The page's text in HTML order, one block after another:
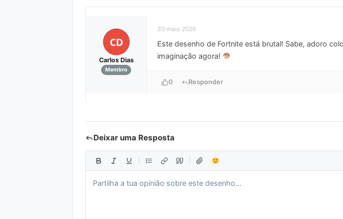
CD
Carlos Dias
Membro
30 maio 2026
Este desenho de Fortnite está brutal! Sabe, adoro
imaginação agora!
0 Responder
Deixar uma Resposta